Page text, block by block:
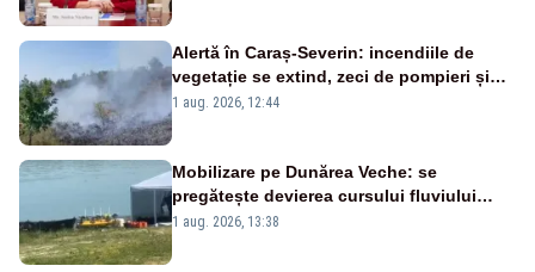
Alertă în Caraș-Severin: incendiile de
vegetație se extind, zeci de pompieri și
silvicultori se luptă cu flăcările - VIDEO
1 aug. 2026, 12:44
Mobilizare pe Dunărea Veche: se
pregătește devierea cursului fluviului
către Cernavodă – VIDEO
1 aug. 2026, 13:38